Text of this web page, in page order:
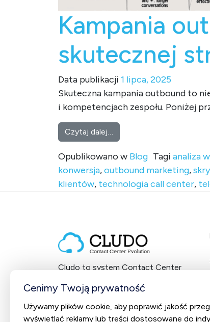
Kampania
skutecznej
Data publikacji 1 lipca, 2025
Skuteczna kampania outbound to
i kompetencjach zespołu. Poniżej
Czytaj dalej…
Opublikowano w Blog Tagi analiza
konwersja,outbound marketing,
klientów, technologia call center,
Cludo to system Contact Center
od 2012 roku.
Cenimy Twoją prywatność
Używamy plików cookie, aby poprawić jakość
wyświetlać reklamy lub treści dostosowane do